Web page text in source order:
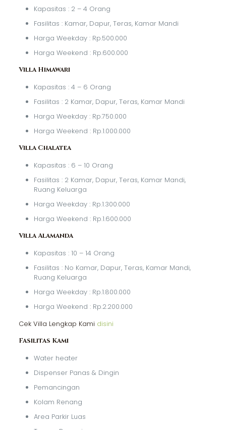
Kapasitas : 2 – 4 Orang
Fasilitas : Kamar, Dapur, Teras, Kamar Mandi
Harga Weekday : Rp.500.000
Harga Weekend : Rp.600.000
Villa Himawari
Kapasitas : 4 – 6 Orang
Fasilitas : 2 Kamar, Dapur, Teras, Kamar Mandi
Harga Weekday : Rp.750.000
Harga Weekend : Rp.1.000.000
Villa Chalatea
Kapasitas : 6 – 10 Orang
Fasilitas : 2 Kamar, Dapur, Teras, Kamar Mandi,
Ruang Keluarga
Harga Weekday : Rp.1.300.000
Harga Weekend : Rp.1.600.000
Villa Alamanda
Kapasitas : 10 – 14 Orang
Fasilitas : No Kamar, Dapur, Teras, Kamar Mandi,
Ruang Keluarga
Harga Weekday : Rp.1.800.000
Harga Weekend : Rp.2.200.000
Cek Villa Lengkap Kami disini
Fasilitas Kami
Water heater
Dispenser Panas & Dingin
Pemancingan
Kolam Renang
Area Parkir Luas